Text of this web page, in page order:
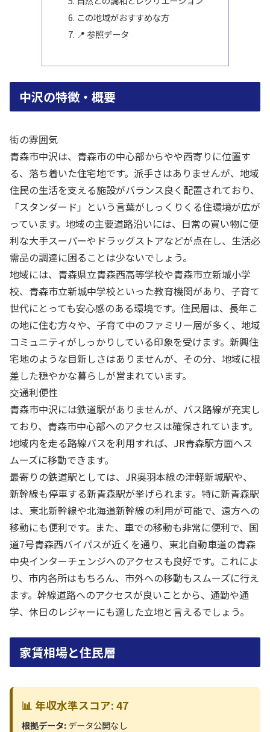
この地域がおすすめな方
📍 参照データ
中沢の特徴・概要
街の雰囲気
青森市中沢は、青森市の中心部からやや西寄りに位置す
る、落ち着いた住宅地です。派手さはありませんが、地域
住民の生活を支える施設がバランス良く配置されており、
「スタンダード」という言葉がしっくりくる住環境が広が
っています。地域の主要道路沿いには、日常の買い物に便
利な大手スーパーやドラッグストアなどが点在し、生活必
需品の調達に困ることは少ないでしょう。
地域には、青森県立青森西高等学校や青森市立新城小学
校、青森市立新城中学校といった教育機関があり、子育て
世代にとっても安心感のある環境です。住民層は、長年こ
の地に住む方々や、子育て中のファミリー層が多く、地域
コミュニティがしっかりしている印象を受けます。新興住
宅地のような目新しさはありませんが、その分、地域に根
差した穏やかな暮らしが営まれています。
交通利便性
青森市中沢には鉄道駅がありませんが、バス路線が充実し
ており、青森市中心部へのアクセスは確保されています。
地域内を走る路線バスを利用すれば、JR青森駅方面へス
ムーズに移動できます。
最寄りの鉄道駅としては、JR奥羽本線の津軽新城駅や、
新幹線も停車する新青森駅が挙げられます。特に新青森駅
は、東北新幹線や北海道新幹線の利用が可能で、遠方への
移動にも便利です。また、車での移動も非常に便利で、国
道7号青森西バイパスが近くを通り、東北自動車道の青森
中央インターチェンジへのアクセスも良好です。これによ
り、市内各所はもちろん、市外への移動もスムーズに行え
ます。幹線道路へのアクセスが良いことから、通勤や通
学、休日のレジャーにも適した立地と言えるでしょう。
家賃相場と住民層
📊 年収水準スコア: 47
根拠データ:データ公開なし